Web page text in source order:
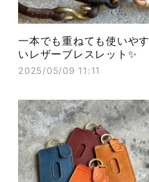
一本でも重ねても使いやす
いレザーブレスレット✨
2025/05/09 11:11